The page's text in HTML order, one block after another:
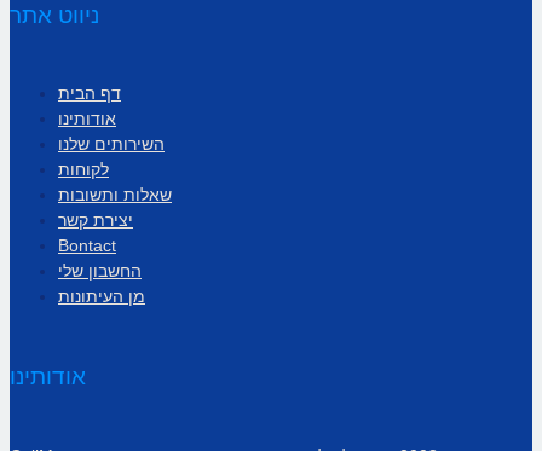
ניווט אתר
דף הבית
אודותינו
השירותים שלנו
לקוחות
שאלות ותשובות
יצירת קשר
Bontact
החשבון שלי
מן העיתונות
אודותינו